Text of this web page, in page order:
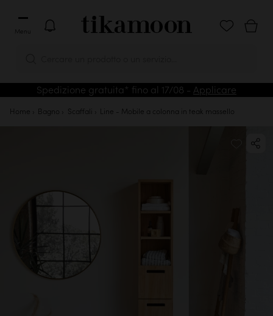
Menu
Spedizione gratuita* fino al 17/08 - Applicare
Home Bagno Scaffali Line - Mobile a colonna in teak massello